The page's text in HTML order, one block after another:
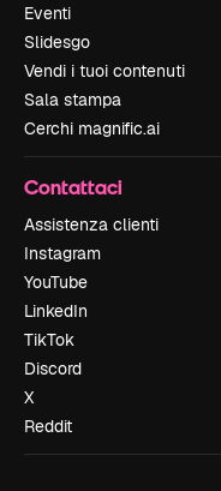
Eventi
Slidesgo
Vendi i tuoi contenuti
Sala stampa
Cerchi magnific.ai
Contattaci
Assistenza clienti
Instagram
YouTube
LinkedIn
TikTok
Discord
X
Reddit